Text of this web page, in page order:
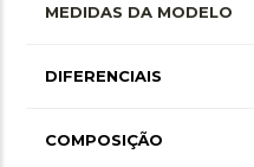
MEDIDAS DA MODELO
DIFERENCIAIS
+ Mais Informações
COMPOSIÇÃO